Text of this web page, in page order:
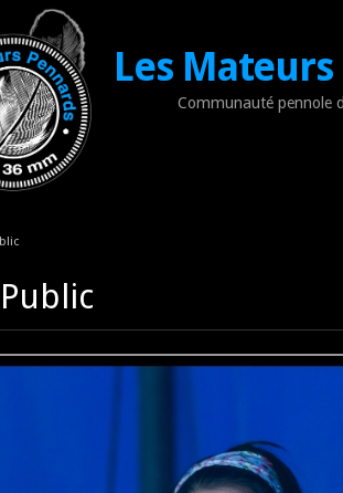
Les
Communauté pennole